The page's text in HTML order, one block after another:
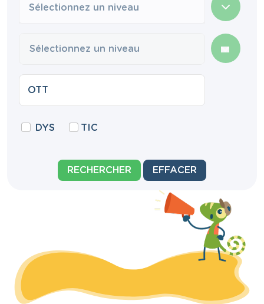
Sélectionnez un niveau
DYS TIC
RECHERCHER EFFACER